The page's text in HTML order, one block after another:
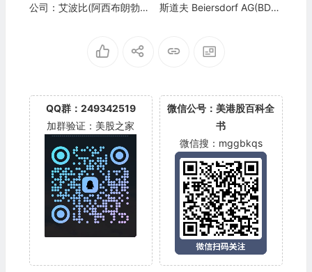
公司：艾波比(阿西布朗勃法
斯道夫 Beiersdorf AG(BDRF
QQ群：249342519
加群验证：美股之家
微信公号：美港股百科全
书
微信搜：mggbkqs